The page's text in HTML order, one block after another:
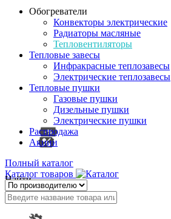
Обогреватели
Конвекторы электрические
Радиаторы масляные
Тепловентиляторы
Тепловые завесы
Инфракрасные теплозавесы
Электрические теплозавесы
Тепловые пушки
Газовые пушки
Дизельные пушки
Электрические пушки
Распродажа
Акции
Полный каталог
Каталог товаров
Найти